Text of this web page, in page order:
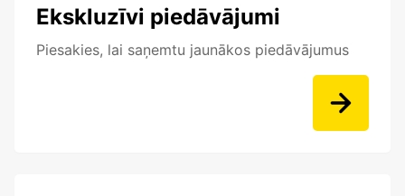
Ekskluzīvi piedāvājumi
Piesakies, lai saņemtu jaunākos piedāvājumus